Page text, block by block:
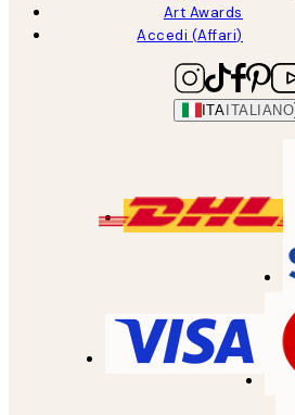
Art Awards
Accedi (Affari)
ITA ITALIANO